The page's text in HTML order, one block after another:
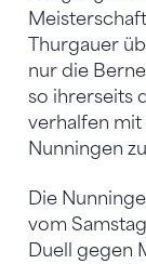
Thurgauer
nur die
so ihrerseits
verhalfen mit
Nunningen
Die
vom
Duell gegen